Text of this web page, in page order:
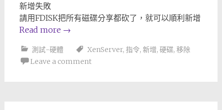
新增失敗
請用FDISK把所有磁碟分享都砍了，就可以順利新增
Read more →
測試-硬體 XenServer, 指令, 新增, 硬碟, 移除
Leave a comment